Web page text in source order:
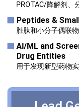
PROTAC/降解剂、
Peptides &
胜肽和小分子偶联物
Al/ML and
Drug Entities
用于发现新型药物